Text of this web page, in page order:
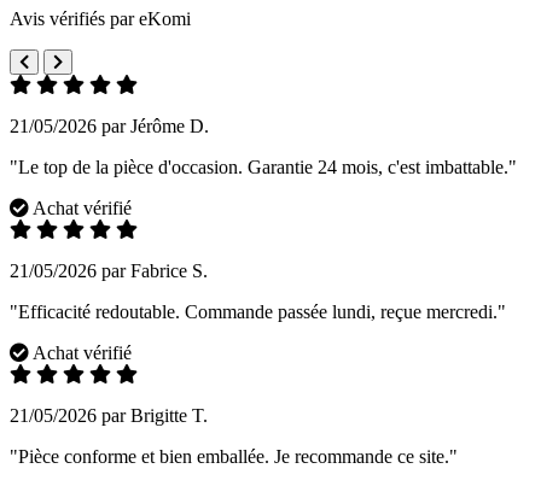
Avis vérifiés par eKomi
21/05/2026 par Jérôme D.
"Le top de la pièce d'occasion. Garantie 24 mois, c'est imbattable."
Achat vérifié
21/05/2026 par Fabrice S.
"Efficacité redoutable. Commande passée lundi, reçue mercredi."
Achat vérifié
21/05/2026 par Brigitte T.
"Pièce conforme et bien emballée. Je recommande ce site."